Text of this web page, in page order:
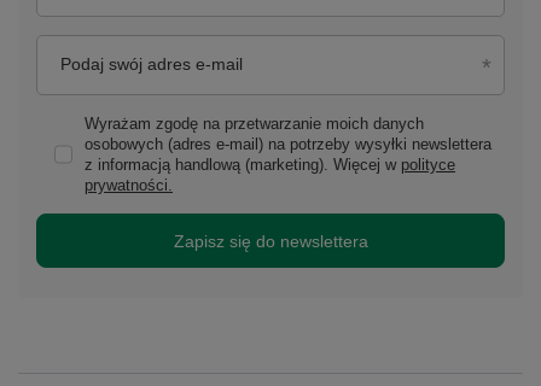
Podaj swój adres e-mail
Wyrażam zgodę na przetwarzanie moich danych
osobowych (adres e-mail) na potrzeby wysyłki newslettera
z informacją handlową (marketing). Więcej w polityce
prywatności.
Zapisz się do newslettera